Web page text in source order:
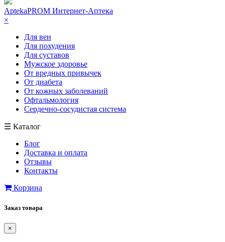
AptekaPROM Интернет-Аптека
×
Для вен
Для похудения
Для суставов
Мужское здоровье
От вредных привычек
От диабета
От кожных заболеваний
Офтальмология
Сердечно-сосудистая система
☰ Каталог
Блог
Доставка и оплата
Отзывы
Контакты
Корзина
Заказ товара
×